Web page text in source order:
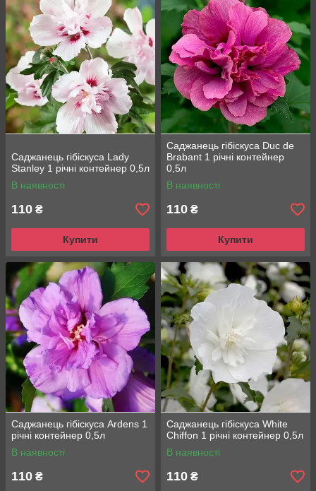
Саджанець гібіскуса Lady
Stanley 1 річні контейнер 0,5л
В наявності
110 ₴
Купити
Саджанець гібіскуса Duc de
Brabant 1 річні контейнер
0,5л
В наявності
110 ₴
Купити
Саджанець гібіскуса Ardens 1
річні контейнер 0,5л
В наявності
110 ₴
Саджанець гібіскуса White
Chiffon 1 річні контейнер 0,5л
В наявності
110 ₴